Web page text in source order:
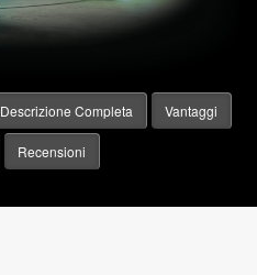
Descrizione Completa Vantaggi
Recensioni